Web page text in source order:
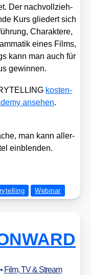
Der nach­voll­zieh­
Kurs glie­dert sich
Cha­rak­te­re,
eines Films,
kann man auch für
gewin­nen.
kos­ten­
anse­hen.
man kann aller­
ein­blen­den.
Webinar
• Film, TV & Stream